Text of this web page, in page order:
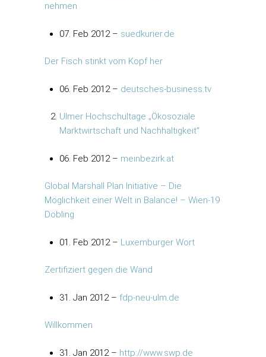
nehmen
07. Feb 2012 – suedkurier.de
Der Fisch stinkt vom Kopf her
06. Feb 2012 – deutsches-business.tv
Ulmer Hochschultage „Ökosoziale
Marktwirtschaft und Nachhaltigkeit“
06. Feb 2012 – meinbezirk.at
Global Marshall Plan Initiative – Die
Möglichkeit einer Welt in Balance! – Wien-19
Döbling
01. Feb 2012 – Luxemburger Wort
Zertifiziert gegen die Wand
31. Jan 2012 – fdp-neu-ulm.de
Willkommen
31. Jan 2012 – http://www.swp.de